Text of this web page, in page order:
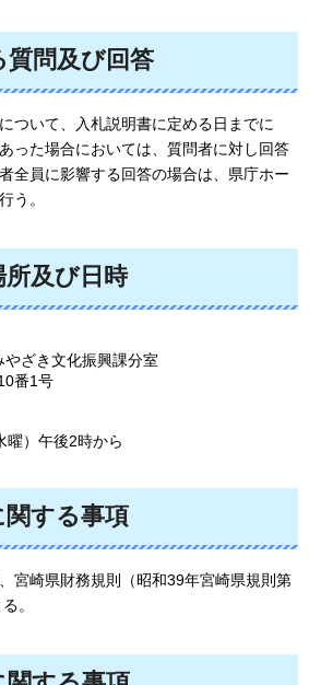
問及び回答
ついて、入札説明書に定める日までに
った場合においては、質問者に対し回答
全員に影響する回答の場合は、県庁ホー
う。
及び日時
ざき文化振興課分室
番1号
曜）午後2時から
関する事項
宮崎県財務規則（昭和39年宮崎県規則第
。